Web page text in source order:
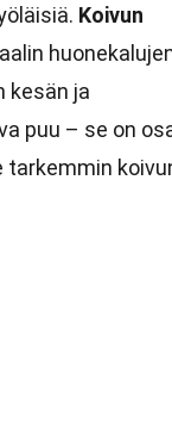
Koivun
kesän ja
puu – se on